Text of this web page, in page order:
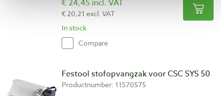
€ 24,45 incl. VAT
€ 20,21 excl. VAT
In stock
Compare
Festool stofopvangzak voor CSC SYS 50
Productnumber: 11570575